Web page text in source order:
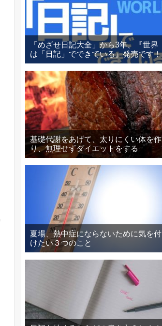
「めざせ日記大全」から3年、『世界
は「日記」でできている』発売です！
基礎代謝をあげて、太りにくい体を作
り、無理せずダイエットをする
夏場、熱中症にならないために気を付
けたい３つのこと